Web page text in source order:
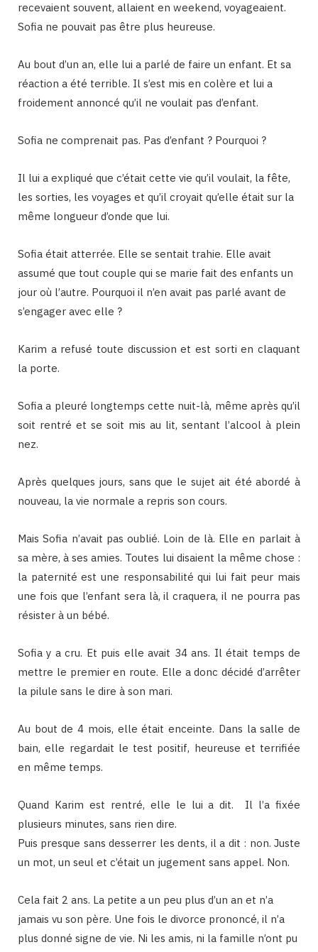
recevaient souvent, allaient en weekend, voyageaient.
Sofia ne pouvait pas être plus heureuse.
Au bout d’un an, elle lui a parlé de faire un enfant. Et sa
réaction a été terrible. Il s’est mis en colère et lui a
froidement annoncé qu’il ne voulait pas d’enfant.
Sofia ne comprenait pas. Pas d’enfant ? Pourquoi ?
Il lui a expliqué que c’était cette vie qu’il voulait, la fête,
les sorties, les voyages et qu’il croyait qu’elle était sur la
même longueur d’onde que lui.
Sofia était atterrée. Elle se sentait trahie. Elle avait
assumé que tout couple qui se marie fait des enfants un
jour où l’autre. Pourquoi il n’en avait pas parlé avant de
s’engager avec elle ?
Karim a refusé toute discussion et est sorti en claquant
la porte.
Sofia a pleuré longtemps cette nuit-là, même après qu’il
soit rentré et se soit mis au lit, sentant l’alcool à plein
nez.
Après quelques jours, sans que le sujet ait été abordé à
nouveau, la vie normale a repris son cours.
Mais Sofia n’avait pas oublié. Loin de là. Elle en parlait à
sa mère, à ses amies. Toutes lui disaient la même chose :
la paternité est une responsabilité qui lui fait peur mais
une fois que l’enfant sera là, il craquera, il ne pourra pas
résister à un bébé.
Sofia y a cru. Et puis elle avait 34 ans. Il était temps de
mettre le premier en route. Elle a donc décidé d’arrêter
la pilule sans le dire à son mari.
Au bout de 4 mois, elle était enceinte. Dans la salle de
bain, elle regardait le test positif, heureuse et terrifiée
en même temps.
Quand Karim est rentré, elle le lui a dit. Il l’a fixée
plusieurs minutes, sans rien dire.
Puis presque sans desserrer les dents, il a dit : non. Juste
un mot, un seul et c’était un jugement sans appel. Non.
Cela fait 2 ans. La petite a un peu plus d’un an et n’a
jamais vu son père. Une fois le divorce prononcé, il n’a
plus donné signe de vie. Ni les amis, ni la famille n’ont pu